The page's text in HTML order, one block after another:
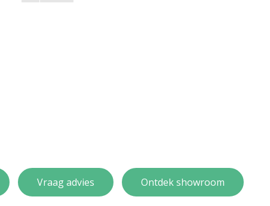
Vraag advies Ontdek showroom